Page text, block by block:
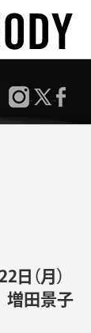
（月）
増田景子